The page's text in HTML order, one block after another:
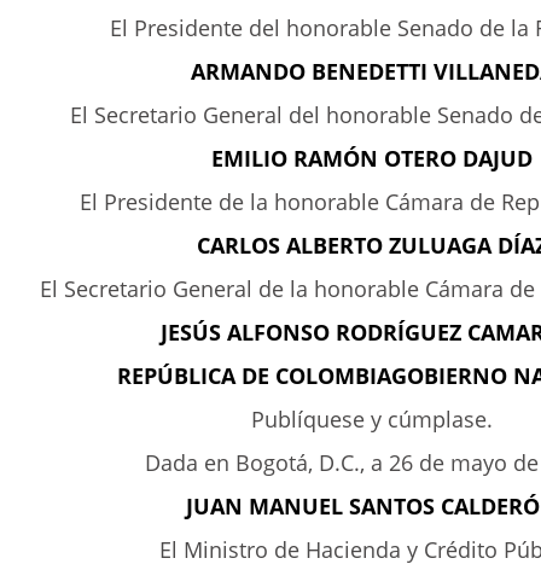
El Presidente del honorable Senado de la
ARMANDO BENEDETTI
El Secretario General del honorable Senado
EMILIO RAMÓN OTERO DAJUD
El Presidente de la honorable Cámara de
CARLOS ALBERTO ZULUAGA
El Secretario General de la honorable Cámara
JESÚS ALFONSO RODRÍGUEZ
REPÚBLICA DE COLOMBIAGOBIERNO
Publíquese y cúmplase.
Dada en Bogotá, D.C., a 26 de mayo
JUAN MANUEL SANTOS
El Ministro de Hacienda y Crédito